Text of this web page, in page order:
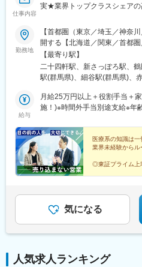
仕事内容
実★業界トップクラスシェアの
勤務地
【首都圏（東京／埼玉／神奈
開する【北海道／関東／首都
へご希望を考慮した上で配属
東】栃木／群馬／茨城／長野
／神奈川／千葉★積極採用エリ
／長崎／熊本／大分／宮崎／
弊社HPよりご確認ください※
の就労はありません)
【最寄り駅】
二十四軒駅、新さっぽろ駅、
駅(群馬県)、細谷駅(群馬県)、
駅、寺尾駅、宮内駅(新潟県)、
川橋駅、竹ノ塚駅、小村井駅
台駅(東京都)、北戸田駅、南越
航空公園駅、南古谷駅、ソシ
並木中央駅、踊場駅、江田駅(
家駅、藤沢本町駅、井細田駅
佐倉駅、旭駅(千葉県)、木更津
駅、掛川市役所前駅、焼津駅
奥町駅、赤池駅(愛知県)、西
門真市駅、交野市駅、鳳駅、
給与
月給25万円以上＋役割手当＋
施！)※時間外手当別途支給※年
医療系の知識は一
業界未経験からル
◎東証プライム上
気になる
人気求人ランキング